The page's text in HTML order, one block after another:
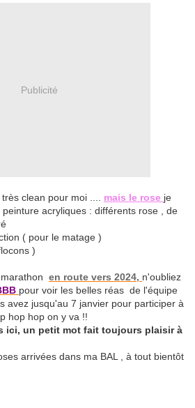
Publicité
clean pour moi .... mais le rose je
acryliques : différents rose , de
( pour le matage )
)
en route vers 2024, n'oubliez
pour voir les belles réas de l'équipe
avez jusqu'au 7 janvier pour participer à
hop hop on y va !!
ici, un petit mot fait toujours plaisir à
arrivées dans ma BAL , à tout bientôt